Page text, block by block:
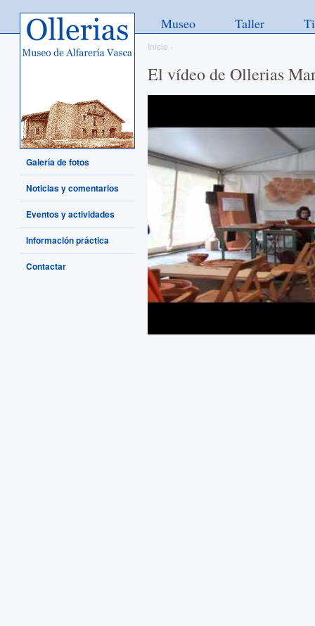
Ollerias - Museo de Alfarería
Vasca
Inicio ›
El vídeo de Ollerias
Museo Taller
Galería de fotos
Noticias y comentarios
Eventos y actividades
Información práctica
Contactar